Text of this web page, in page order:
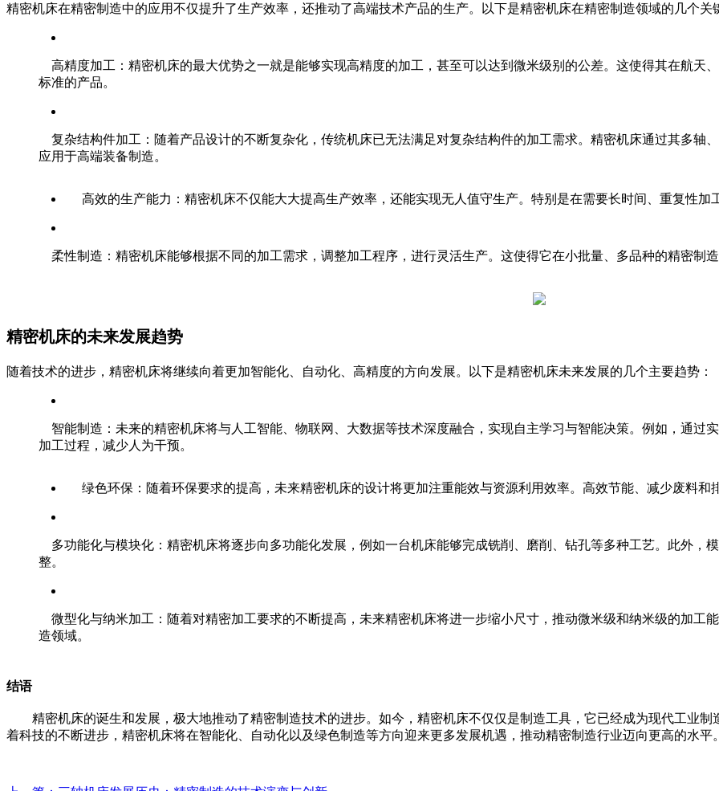
精密机床在精密制造中的应用不仅提升了生产效率，还推动了高端技术产品的生产。以下是精密机床在精密制造领域的几个关
高精度加工：精密机床的最大优势之一就是能够实现高精度的加工，甚至可以达到微米级别的公差。这使得其在航天
标准的产品。
复杂结构件加工：随着产品设计的不断复杂化，传统机床已无法满足对复杂结构件的加工需求。精密机床通过其多轴
应用于高端装备制造。
高效的生产能力：精密机床不仅能大大提高生产效率，还能实现无人值守生产。特别是在需要长时间、重复性
柔性制造：精密机床能够根据不同的加工需求，调整加工程序，进行灵活生产。这使得它在小批量、多品种的精密制
精密机床的未来发展趋势
随着技术的进步，精密机床将继续向着更加智能化、自动化、高精度的方向发展。以下是精密机床未来发展的几个主要趋势：
智能制造：未来的精密机床将与人工智能、物联网、大数据等技术深度融合，实现自主学习与智能决策。例如，通过
加工过程，减少人为干预。
绿色环保：随着环保要求的提高，未来精密机床的设计将更加注重能效与资源利用效率。高效节能、减少废料和
多功能化与模块化：精密机床将逐步向多功能化发展，例如一台机床能够完成铣削、磨削、钻孔等多种工艺。此外，
整。
微型化与纳米加工：随着对精密加工要求的不断提高，未来精密机床将进一步缩小尺寸，推动微米级和纳米级的加工
造领域。
结语
精密机床的诞生和发展，极大地推动了精密制造技术的进步。如今，精密机床不仅仅是制造工具，它已经成为现代工业制
着科技的不断进步，精密机床将在智能化、自动化以及绿色制造等方向迎来更多发展机遇，推动精密制造行业迈向更高的水平